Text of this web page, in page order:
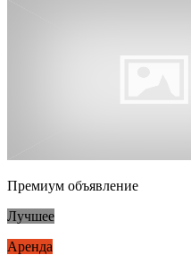
Премиум объявление
Лучшее
Аренда